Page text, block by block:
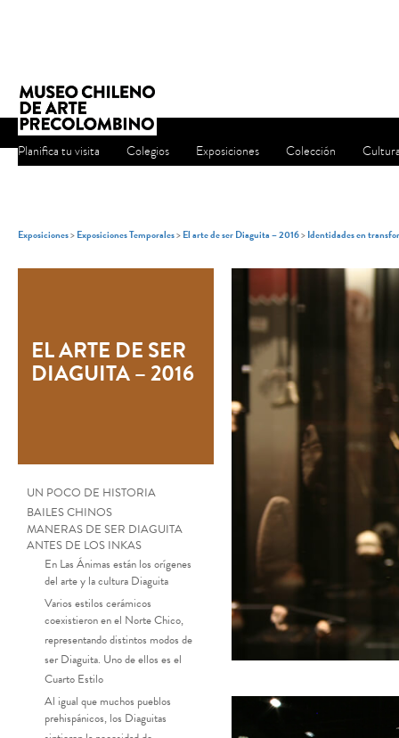
Planifica tu visita Colegios Exposiciones Colección
Exposiciones>Exposiciones Temporales>El arte de ser Diaguita – 2016>Identidades en
EL ARTE DE SER
DIAGUITA – 2016
UN POCO DE HISTORIA
BAILES CHINOS
MANERAS DE SER DIAGUITA
ANTES DE LOS INKAS
En Las Ánimas están los orígenes
del arte y la cultura Diaguita
Varios estilos cerámicos
coexistieron en el Norte Chico,
representando distintos modos de
ser Diaguita. Uno de ellos es el
Cuarto Estilo
Al igual que muchos pueblos
prehispánicos, los Diaguitas